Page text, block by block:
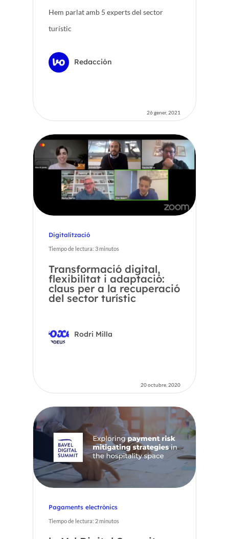
Hem parlat amb 5 experts del sector
turístic
Redacción
26 gener, 2021
Digitalització
Tiempo de lectura: 3minutos
Transformació digital,
flexibilitat i adaptació:
claus per a la recuperació
del sector turístic
Rodri Milla
20 octubre, 2020
Pagaments electrònics
Tiempo de lectura: 2minutos